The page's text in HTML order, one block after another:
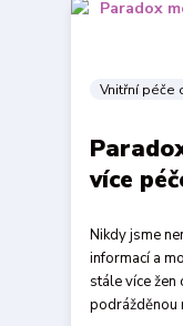
Vnitřní péče
více
Nikdy jsme
informací a
stále více
podrážděnou